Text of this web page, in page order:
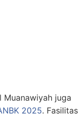
Muanawiyah juga
2025. Fasilitas